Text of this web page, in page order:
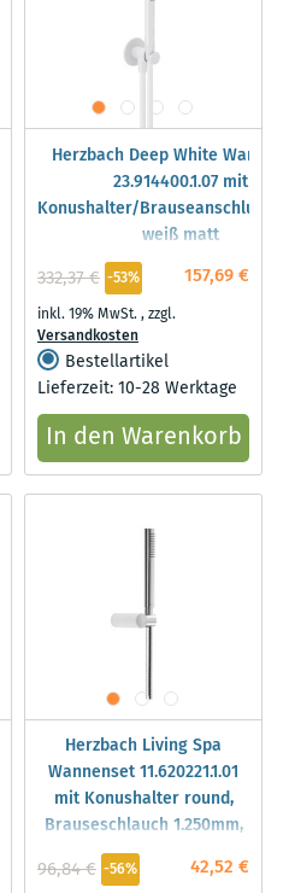
Herzbach Deep White
23.914400.1.07 mit
Konushalter/
weiß matt
157,69 €
332,37 € -53%
inkl. 19% MwSt.,zzgl.
Versandkosten
Bestellartikel
Lieferzeit: 10-28 Werktage
In den Warenkorb
Herzbach Living Spa
Wannenset 11.620221.1.01
mit Konushalter round,
Brauseschlauch 1.250mm,
chrom
42,52 €
96,84 € -56%